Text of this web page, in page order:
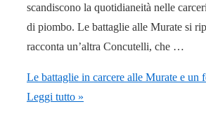
scandiscono la quotidianeità nelle
di piombo. Le battaglie alle Murate si
racconta un’altra Concutelli, che …
Le battaglie in carcere alle Murate e un
Leggi tutto »